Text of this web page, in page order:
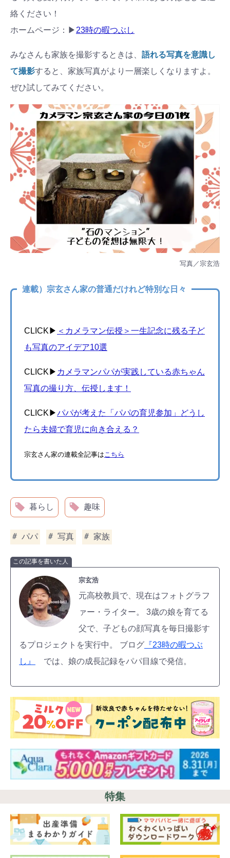
絡ください！
ホームページ：▶︎ 23時の暇つぶし
みなさんも家族を撮影するときは、 語れる写真を意識し
て撮影すると、家族写真がより一層楽しくなりますよ。
ぜひ試してみてください。
写真／宗玄浩
連載）宗玄さん家の普通だけれど特別な日々
CLICK▶︎ ＜カメラマン伝授＞一生記念に残る子ど
も写真のアイデア10選
CLICK▶︎ カメラマンパパが実践している赤ちゃん
写真の撮り方、伝授します！
CLICK▶︎パパが考えた「パパの育児参加」どうし
たら夫婦で育児に向き合える？
宗玄さん家の連載全記事は こちら
暮らし 趣味
パパ 写真 家族
この記事を書いた人
宗玄浩
元高校教員で、現在はフォトグラフ
ァー・ライター。 3歳の娘を育てる
父で、子どもの顔写真を毎日撮影す
るプロジェクトを実行中。 ブログ 『23時の暇つぶ
し』
では、娘の成長記録をパパ目線で発信。
特集